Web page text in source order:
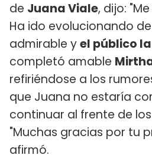
de Juana Viale, dijo:
Ha ido evolucionando
admirable yel público
completó amable
refiriéndose a los
que Juana no estaría
continuar al frente de
"Muchas gracias por tu
afirmó.